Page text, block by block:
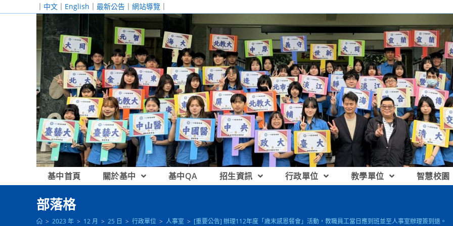
｜ 中文 ｜ English ｜ 最新公告 ｜ 網站導覽 ｜
基中首頁 關於基中 基中QA 招生資訊 行政單位 教學單位 智慧校園
部落格
> 2023 年 > 12 月 > 25 日 > 行政單位 > 人事室 > [重要公告] 辦理112年度「歳末感恩餐會」活動，教職員工當日應到班並至人事室辦理簽到退。